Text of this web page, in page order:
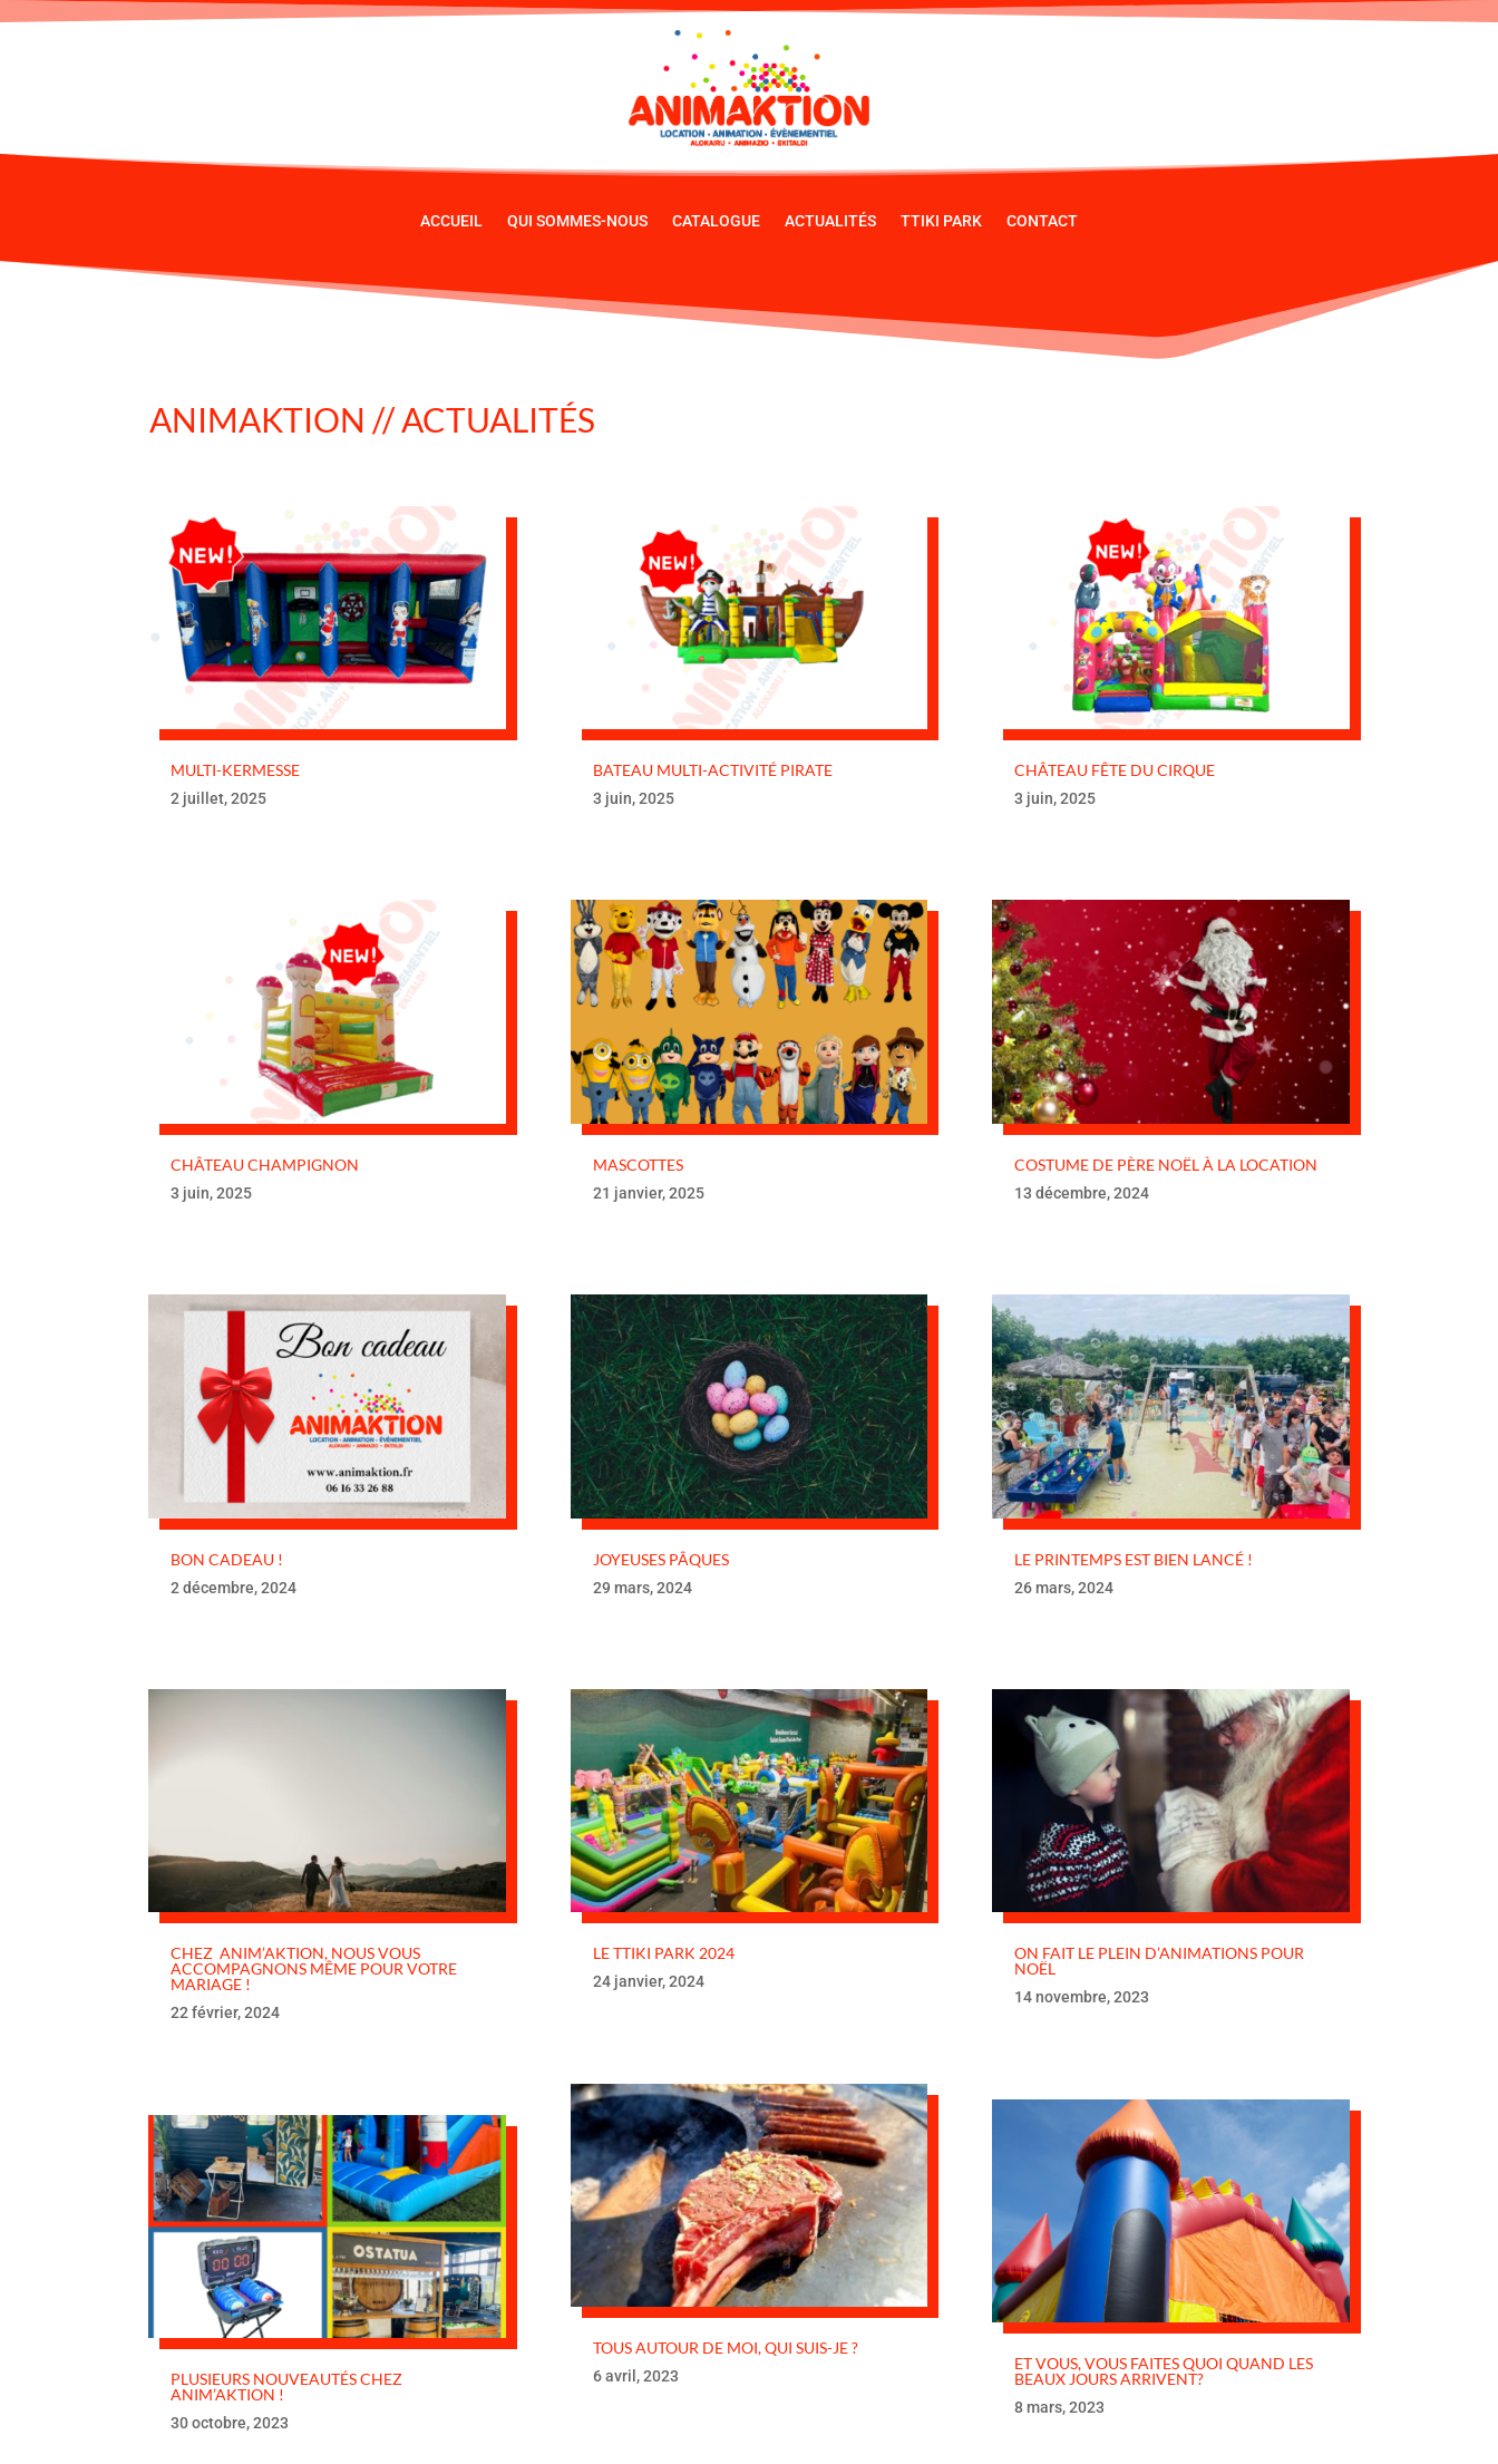
ACCUEIL QUI SOMMES-NOUS CATALOGUE ACTUALITÉS TTIKI PARK CONTACT
ANIMAKTION // ACTUALITÉS
MULTI-KERMESSE
2 juillet, 2025
CHÂTEAU CHAMPIGNON
3 juin, 2025
BON CADEAU !
2 décembre, 2024
CHEZ ANIM’AKTION, NOUS VOUS
ACCOMPAGNONS MÊME POUR VOTRE
MARIAGE !
22 février, 2024
PLUSIEURS NOUVEAUTÉS CHEZ
ANIM’AKTION !
30 octobre, 2023
BATEAU MULTI-ACTIVITÉ PIRATE
3 juin, 2025
MASCOTTES
21 janvier, 2025
JOYEUSES PÂQUES
29 mars, 2024
LE TTIKI PARK 2024
24 janvier, 2024
TOUS AUTOUR DE MOI, QUI SUIS-JE ?
6 avril, 2023
CHÂTEAU FÊTE DU CIRQUE
3 juin, 2025
COSTUME DE PÈRE NOËL À LA LOCATION
13 décembre, 2024
LE PRINTEMPS EST BIEN LANCÉ !
26 mars, 2024
ON FAIT LE PLEIN D’ANIMATIONS POUR
NOËL
14 novembre, 2023
ET VOUS, VOUS FAITES QUOI QUAND LES
BEAUX JOURS ARRIVENT?
8 mars, 2023